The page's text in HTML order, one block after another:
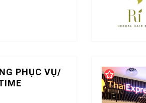
PHỤC VỤ/